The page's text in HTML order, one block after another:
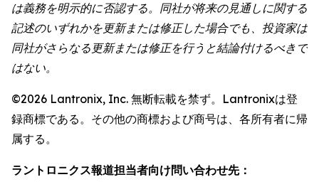
は義務を明示的に否認する。同社が将来の見通しに関する
記述のいずれかを更新または修正した場合でも、投資家は
同社がさらなる更新または修正を行うと結論付けるべきで
はない。
©2026 Lantronix, Inc. 無断転載を禁ず。Lantronixは登
録商標である。その他の商標および商号は、各所有者に帰
属する。
ラントロニクス報道担当者向け問い合わせ先：